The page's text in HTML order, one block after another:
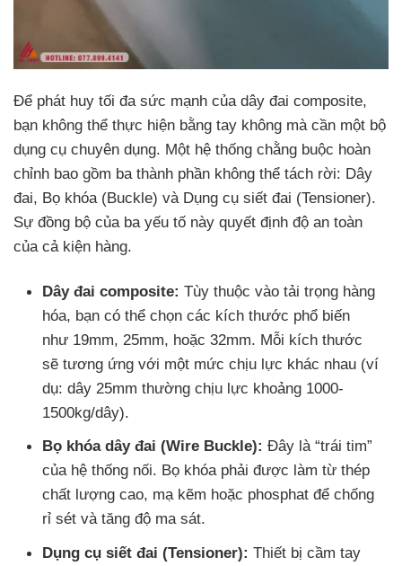
Để phát huy tối đa sức mạnh của dây đai composite,
bạn không thể thực hiện bằng tay không mà cần một bộ
dụng cụ chuyên dụng. Một hệ thống chằng buộc hoàn
chỉnh bao gồm ba thành phần không thể tách rời: Dây
đai, Bọ khóa (Buckle) và Dụng cụ siết đai (Tensioner).
Sự đồng bộ của ba yếu tố này quyết định độ an toàn
của cả kiện hàng.
Dây đai composite: Tùy thuộc vào tải trọng hàng
hóa, bạn có thể chọn các kích thước phổ biến
như 19mm, 25mm, hoặc 32mm. Mỗi kích thước
sẽ tương ứng với một mức chịu lực khác nhau (ví
dụ: dây 25mm thường chịu lực khoảng 1000-
1500kg/dây).
Bọ khóa dây đai (Wire Buckle): Đây là “trái tim”
của hệ thống nối. Bọ khóa phải được làm từ thép
chất lượng cao, mạ kẽm hoặc phosphat để chống
rỉ sét và tăng độ ma sát.
Dụng cụ siết đai (Tensioner): Thiết bị cầm tay